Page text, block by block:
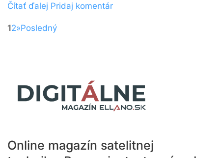
Čítať ďalej Pridaj komentár
12»Posledný
Online magazín satelitnej